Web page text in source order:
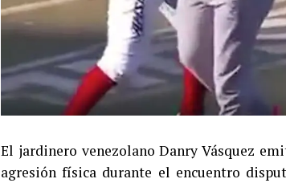
El jardinero venezolano Danry Vásquez
agresión física durante el encuentro